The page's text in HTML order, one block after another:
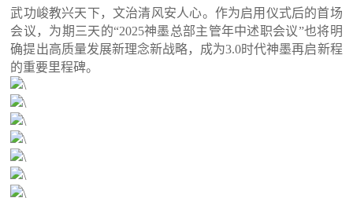
武功峻教兴天下，文治清风安人心。作为启用仪式后的首场
会议，为期三天的“2025神墨总部主管年中述职会议”也将明
确提出高质量发展新理念新战略，成为3.0时代神墨再启新程
的重要里程碑。